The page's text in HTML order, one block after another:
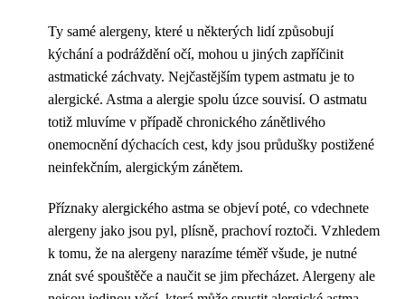
Ty samé alergeny, které u některých lidí způsobují
kýchání a podráždění očí, mohou u jiných zapříčinit
astmatické záchvaty. Nejčastějším typem astmatu je to
alergické. Astma a alergie spolu úzce souvisí. O astmatu
totiž mluvíme v případě chronického zánětlivého
onemocnění dýchacích cest, kdy jsou průdušky postižené
neinfekčním, alergickým zánětem.
Příznaky alergického astma se objeví poté, co vdechnete
alergeny jako jsou pyl, plísně, prachoví roztoči. Vzhledem
k tomu, že na alergeny narazíme téměř všude, je nutné
znát své spouštěče a naučit se jim přecházet. Alergeny ale